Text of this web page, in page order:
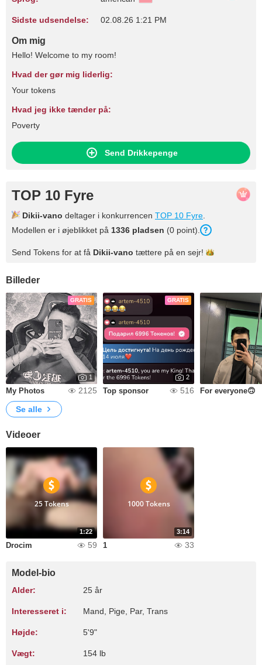
Sidste udsendelse: 02.08.26 1:21 PM
Om mig
Hello! Welcome to my room!
Hvad der gør mig liderlig:
Your tokens
Hvad jeg ikke tænder på:
Poverty
Send Drikkepenge
TOP 10 Fyre
Dikii-vano deltager i konkurrencen TOP 10 Fyre
Modellen er i øjeblikket på 1336 pladsen (0 point).
Send Tokens for at få Dikii-vano tættere på en sejr!
Billeder
GRATIS
1
My Photos 2125
GRATIS
2
Top sponsor 516 For everyone🙃
Se alle
Videoer
1:22
25 Tokens
Drocim 59
3:14
1000 Tokens
1 33
Model-bio
Alder: 25 år
Interesseret i: Mand, Pige, Par, Trans
Højde: 5'9"
Vægt: 154 lb